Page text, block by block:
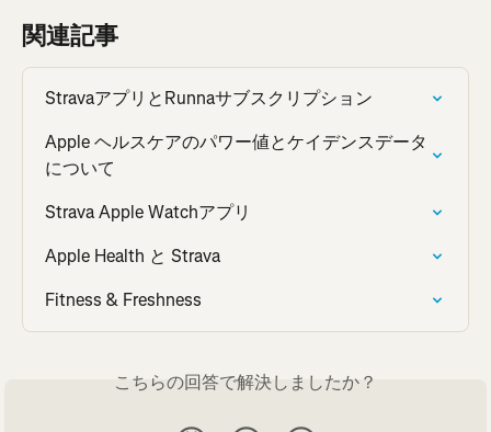
関連記事
StravaアプリとRunnaサブスクリプション
Apple ヘルスケアのパワー値とケイデンスデータ
について
Strava Apple Watchアプリ
Apple Health と Strava
Fitness & Freshness
こちらの回答で解決しましたか？